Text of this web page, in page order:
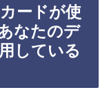
ードが使
なたのデ
している